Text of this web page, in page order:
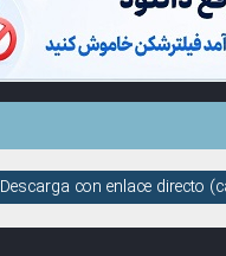
Descarga con enlace directo